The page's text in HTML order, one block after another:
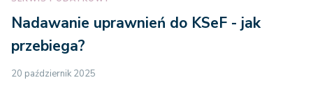
Nadawanie uprawnień do KSeF - jak
przebiega?
20 październik 2025